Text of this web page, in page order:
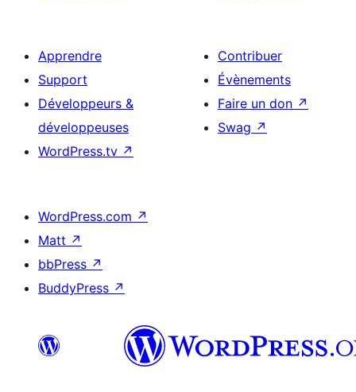
Apprendre
Support
Développeurs &
développeuses
WordPress.tv ↗
Contribuer
Évènements
Faire un don ↗
Swag ↗
WordPress.com ↗
Matt ↗
bbPress ↗
BuddyPress ↗